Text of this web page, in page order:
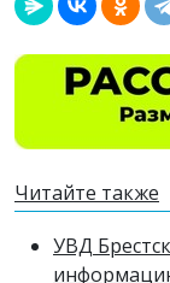
Читайте также
УВД